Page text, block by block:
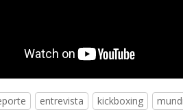
entrevista kickboxing